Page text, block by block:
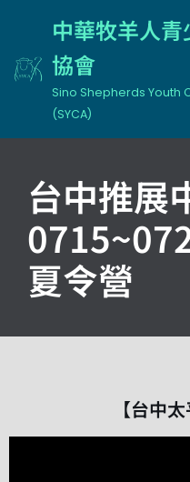
to
content
中華牧羊人
協會
Sino Shepherds Youth
(SYCA)
台中推展
夏令營
【台中